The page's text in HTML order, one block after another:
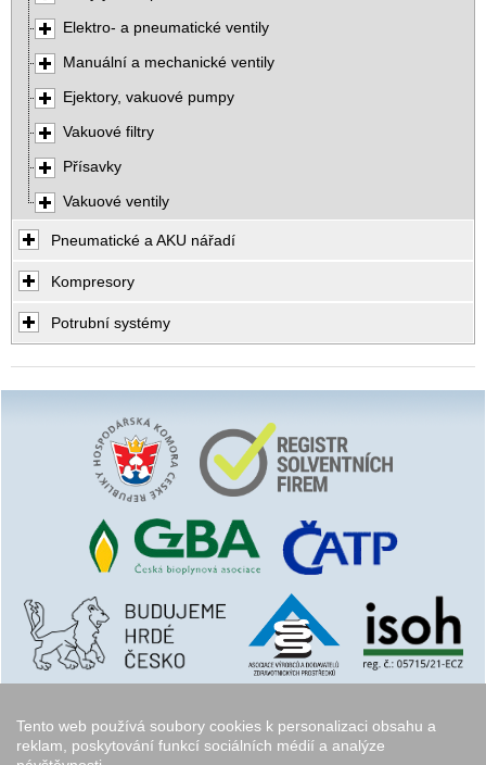
Tento web používá soubory cookies k personalizaci obsahu a
reklam, poskytování funkcí sociálních médií a analýze
Elektro- a pneumatické ventily
Manuální a mechanické ventily
Ejektory, vakuové pumpy
Vakuové filtry
Přísavky
Vakuové ventily
Pneumatické a AKU nářadí
Kompresory
Potrubní systémy